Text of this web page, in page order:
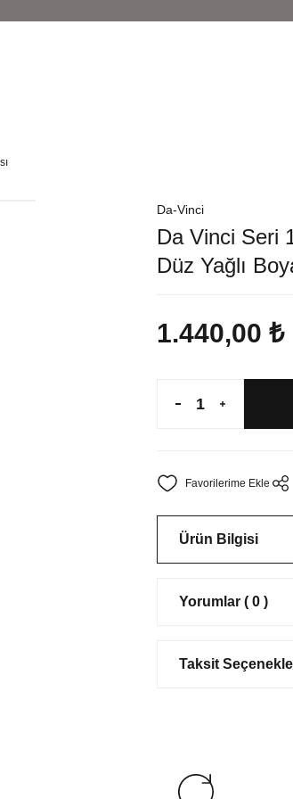
Da-Vinci
Da Vinci Seri
Düz Yağlı
1.440,00 ₺
Ürün Bilgisi
Yorumlar ( 0 )
Taksit